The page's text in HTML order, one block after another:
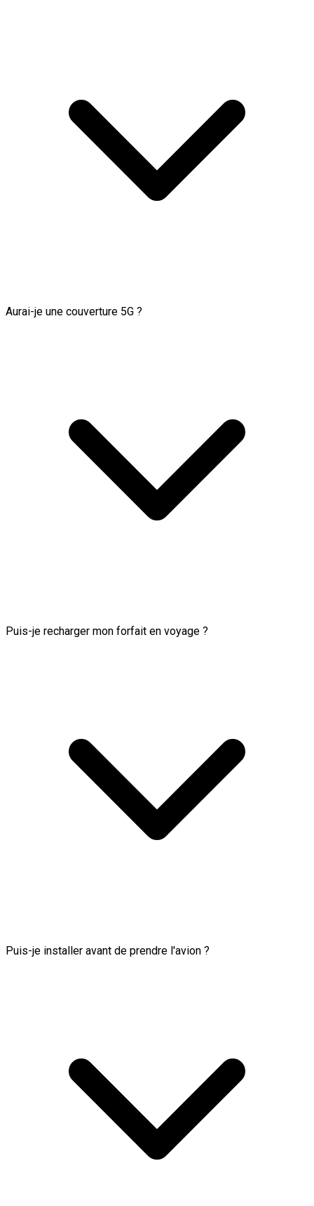
Aurai-je une couverture 5G ?
Puis-je recharger mon forfait en voyage ?
Puis-je installer avant de prendre l'avion ?